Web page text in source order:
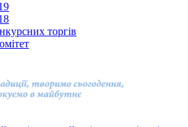
торгів